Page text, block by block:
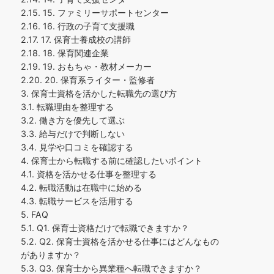
2.15. 15. ファミリーサポートセンター
2.16. 16. 行政の子育て支援職
2.17. 17. 保育士養成校の講師
2.18. 18. 保育関連企業
2.19. 19. おもちゃ・教材メーカー
2.20. 20. 保育系ライター・監修者
3. 保育士資格を活かした転職先の選び方
3.1. 転職理由を整理する
3.2. 働き方を優先して選ぶ
3.3. 給与だけで判断しない
3.4. 見学や口コミを確認する
4. 保育士から転職する前に確認したいポイント
4.1. 資格を活かせる仕事を整理する
4.2. 転職活動は在職中に始める
4.3. 転職サービスを活用する
5. FAQ
5.1. Q1. 保育士資格だけで転職できますか？
5.2. Q2. 保育士資格を活かせる仕事にはどんなもの
がありますか？
5.3. Q3. 保育士から異業種へ転職できますか？